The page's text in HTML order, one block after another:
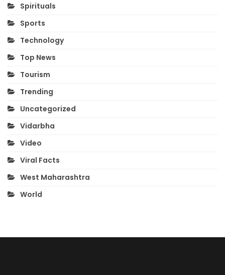
Spirituals
Sports
Technology
Top News
Tourism
Trending
Uncategorized
Vidarbha
Video
Viral Facts
West Maharashtra
World